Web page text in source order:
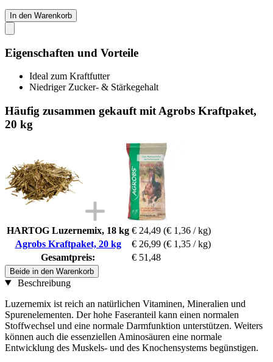
In den Warenkorb
Eigenschaften und Vorteile
Ideal zum Kraftfutter
Niedriger Zucker- & Stärkegehalt
Häufig zusammen gekauft mit Agrobs Kraftpaket,
20 kg
HARTOG Luzernemix, 18 kg € 24,49 (€ 1,36 / kg)
Agrobs Kraftpaket, 20 kg
€ 26,99 (€ 1,35 / kg)
Gesamtpreis:
€ 51,48
Beide in den Warenkorb
Beschreibung
Luzernemix ist reich an natürlichen Vitaminen, Mineralien und
Spurenelementen. Der hohe Faseranteil kann einen normalen
Stoffwechsel und eine normale Darmfunktion unterstützen. Weiters
können auch die essenziellen Aminosäuren eine normale
Entwicklung des Muskels- und des Knochensystems begünstigen.